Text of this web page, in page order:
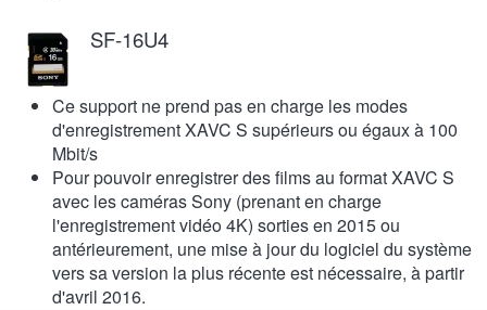
SF-16U4
Ce support ne prend pas en charge les modes
d'enregistrement XAVC S supérieurs ou égaux à 100
Mbit/s
Pour pouvoir enregistrer des films au format XAVC S
avec les caméras Sony (prenant en charge
l'enregistrement vidéo 4K) sorties en 2015 ou
antérieurement, une mise à jour du logiciel du système
vers sa version la plus récente est nécessaire, à partir
d'avril 2016.